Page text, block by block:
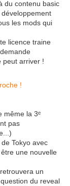
du contenu basic
les mods qui
licence traine
peut arriver !
même la 3ᵉ
pas
Tokyo avec
une nouvelle
un
du reveal